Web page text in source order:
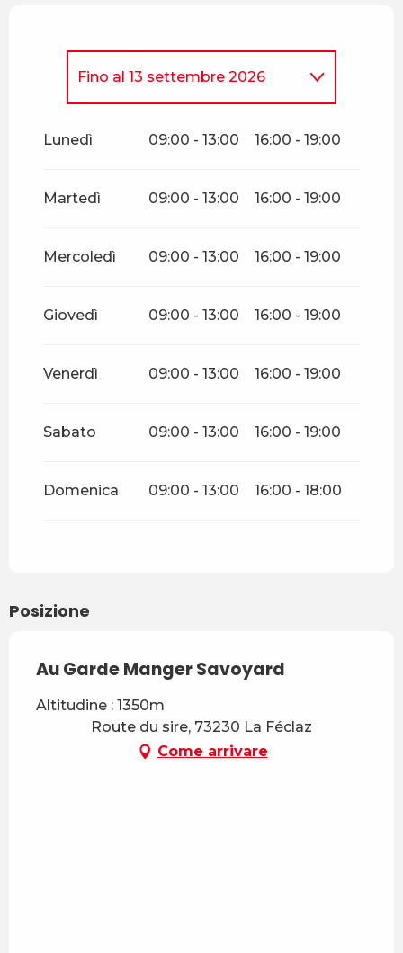
maggio 2026
maggio 2026
Fino al 13 settembre 2026
Dal 12 dicembre 2026 al28
Lunedì 09:00 - 13:00 16:00 - 19:00
Martedì 09:00 - 13:00 16:00 - 19:00
Mercoledì 09:00 - 13:00 16:00 - 19:00
Giovedì 09:00 - 13:00 16:00 - 19:00
Venerdì 09:00 - 13:00 16:00 - 19:00
Sabato 09:00 - 13:00 16:00 - 19:00
Domenica 09:00 - 13:00 16:00 - 18:00
Posizione
Au Garde Manger Savoyard
Altitudine : 1350m
Route du sire, 73230 La Féclaz
Come arrivare